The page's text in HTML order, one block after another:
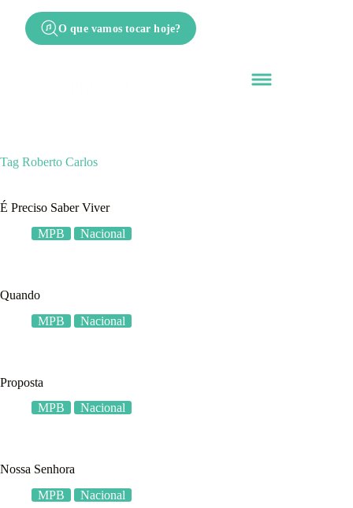
O que vamos tocar hoje?
Tag Roberto Carlos
É Preciso Saber Viver
MPB
Nacional
Quando
MPB
Nacional
Proposta
MPB
Nacional
Nossa Senhora
MPB
Nacional